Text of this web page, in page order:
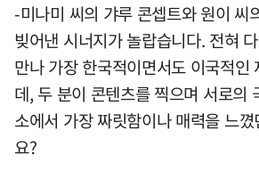
-미나미 씨의 갸루 콘셉트와 원이 씨
빚어낸 시너지가 놀랍습니다. 전혀
만나 가장 한국적이면서도 이국적인
데, 두 분이 콘텐츠를 찍으며 서로의
소에서 가장 짜릿함이나 매력을 느
요?